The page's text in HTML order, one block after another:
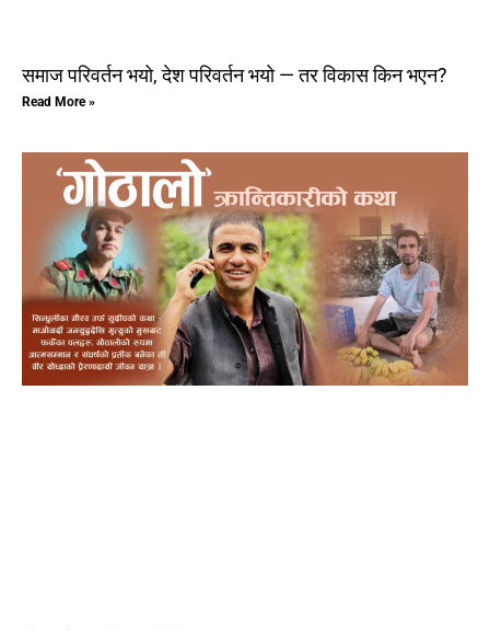
समाज परिवर्तन भयो, देश परिवर्तन भयो — तर विकास किन भएन?
Read More »